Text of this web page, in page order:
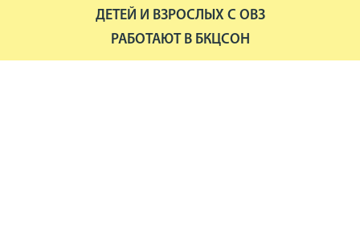
ДЕТЕЙ И ВЗРОСЛЫХ С ОВЗ
РАБОТАЮТ В БКЦСОН